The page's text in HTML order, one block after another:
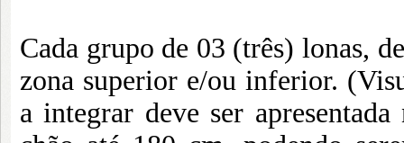
Cada grupo de 03 (três) lonas,
zona superior e/ou inferior.
a integrar deve ser